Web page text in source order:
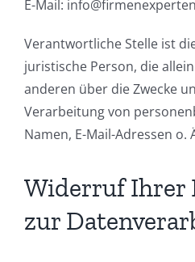
E-Mail:
Verantwortliche Stelle ist
juristische Person, die
anderen über die Zwecke
Verarbeitung von
Namen, E-Mail-Adressen o.
Widerruf
zur